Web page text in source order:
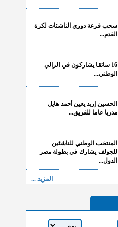
سحب قرعة دوري الناشئات لكرة
القدم...
16 سائقا يشاركون في الرالي
الوطني...
الحسين إربد يعين أحمد هايل
مدربا عاما للفريق...
المنتخب الوطني للناشئين
للجولف يشارك في بطولة مصر
الدول...
المزيد ...